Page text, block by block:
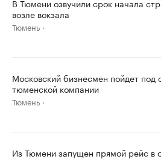
В Тюмени озвучили срок начала
возле вокзала
Тюмень
Московский бизнесмен пойдет под
тюменской компании
Тюмень
Из Тюмени запущен прямой рейс в